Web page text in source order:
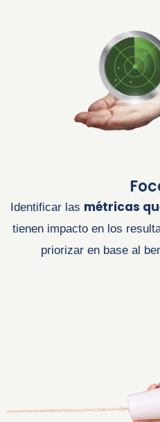
Identificar las métricas
tienen impacto en los
priorizar en base al